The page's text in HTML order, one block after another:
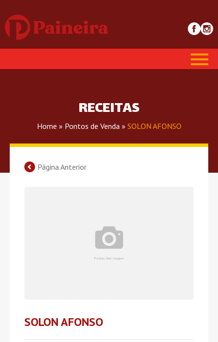
RECEITAS
Home » Pontos de Venda » SOLON AFONSO
Página Anterior
SOLON AFONSO